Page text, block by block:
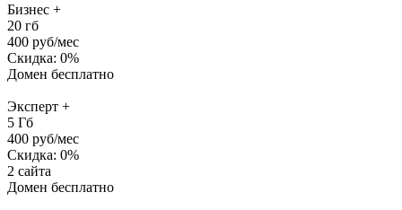
Бизнес +
20 гб
400 руб/мес
Скидка: 0%
Домен бесплатно
Эксперт +
5 Гб
400 руб/мес
Скидка: 0%
2 сайта
Домен бесплатно